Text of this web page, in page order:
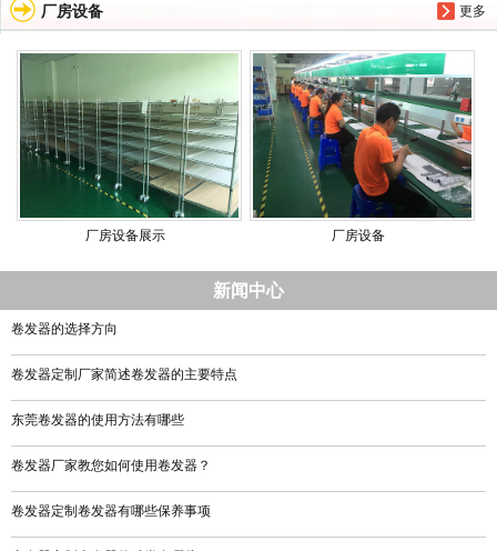
更多
厂房设备
厂房设备展示 厂房设备
新闻中心
卷发器的选择方向
卷发器定制厂家简述卷发器的主要特点
东莞卷发器的使用方法有哪些
卷发器厂家教您如何使用卷发器？
卷发器定制卷发器有哪些保养事项